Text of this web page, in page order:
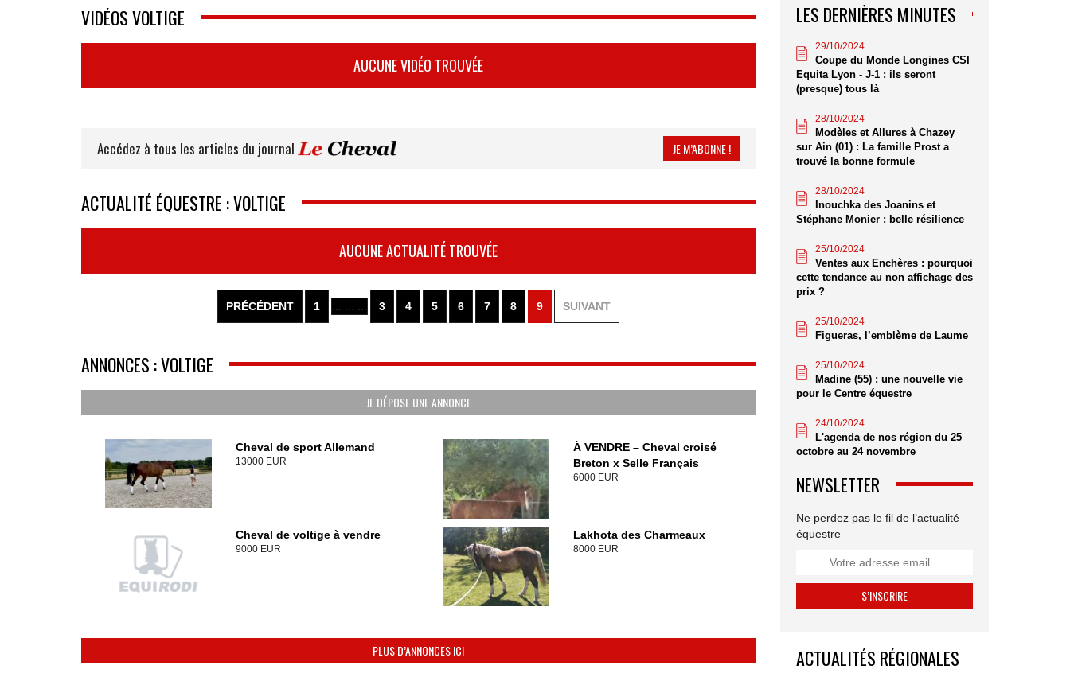
VIDÉOS VOLTIGE
AUCUNE VIDÉO TROUVÉE
Accédez à tous les articles du journal JE M’ABONNE !
ACTUALITÉ ÉQUESTRE : VOLTIGE
AUCUNE ACTUALITÉ TROUVÉE
PRÉCÉDENT 1 ... ... ... 3 4 5 6 7 8 9 SUIVANT
ANNONCES : VOLTIGE
JE DÉPOSE UNE ANNONCE
Cheval de sport Allemand
13000 EUR
À VENDRE – Cheval croisé
Breton x Selle Français
6000 EUR
Cheval de voltige à vendre
9000 EUR
Lakhota des Charmeaux
8000 EUR
PLUS D’ANNONCES ICI
LES DERNIÈRES MINUTES
29/10/2024
Coupe du Monde Longines CSI
Equita Lyon - J-1 : ils seront
(presque) tous là
28/10/2024
Modèles et Allures à Chazey
sur Ain (01) : La famille Prost a
trouvé la bonne formule
28/10/2024
Inouchka des Joanins et
Stéphane Monier : belle résilience
25/10/2024
Ventes aux Enchères : pourquoi
cette tendance au non affichage des
prix ?
25/10/2024
Figueras, l’emblème de Laume
25/10/2024
Madine (55) : une nouvelle vie
pour le Centre équestre
24/10/2024
L'agenda de nos région du 25
octobre au 24 novembre
NEWSLETTER
Ne perdez pas le fil de l’actualité
équestre
ACTUALITÉS RÉGIONALES